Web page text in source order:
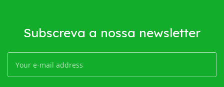
Subscreva a nossa newsletter